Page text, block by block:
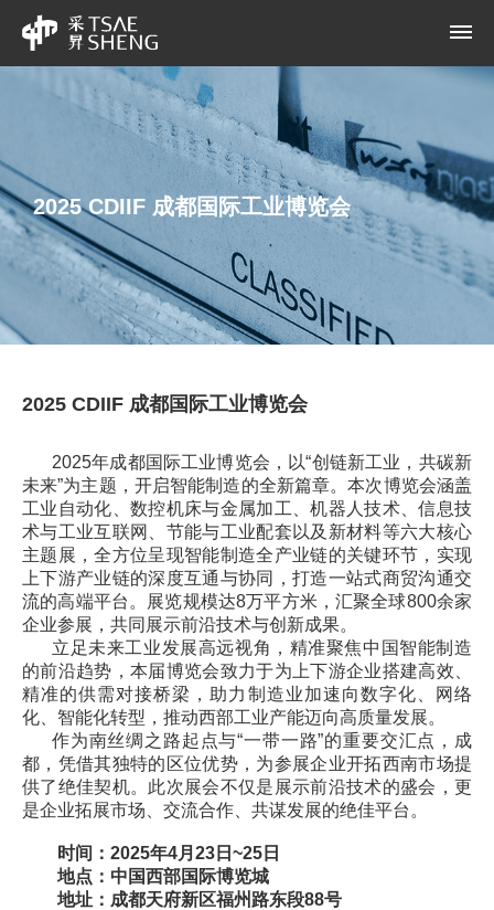
2025 CDIIF 成都国际工业博览会
2025 CDIIF 成都国际工业博览会
2025年成都国际工业博览会，以“创链新工业，共碳新
未来”为主题，开启智能制造的全新篇章。本次博览会涵盖
工业自动化、数控机床与金属加工、机器人技术、信息技
术与工业互联网、节能与工业配套以及新材料等六大核心
主题展，全方位呈现智能制造全产业链的关键环节，实现
上下游产业链的深度互通与协同，打造一站式商贸沟通交
流的高端平台。展览规模达8万平方米，汇聚全球800余家
企业参展，共同展示前沿技术与创新成果。
立足未来工业发展高远视角，精准聚焦中国智能制造
的前沿趋势，本届博览会致力于为上下游企业搭建高效、
精准的供需对接桥梁，助力制造业加速向数字化、网络
化、智能化转型，推动西部工业产能迈向高质量发展。
作为南丝绸之路起点与“一带一路”的重要交汇点，成
都，凭借其独特的区位优势，为参展企业开拓西南市场提
供了绝佳契机。此次展会不仅是展示前沿技术的盛会，更
是企业拓展市场、交流合作、共谋发展的绝佳平台。
时间：2025年4月23日~25日
地点：中国西部国际博览城
地址：成都天府新区福州路东段88号